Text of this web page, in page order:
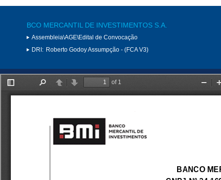
BCO MERCANTIL DE INVESTIMENTOS S.A.
Assembleia\AGE\Edital de Convocação
DRI: Roberto Godoy Assumpção - (FCA V3)